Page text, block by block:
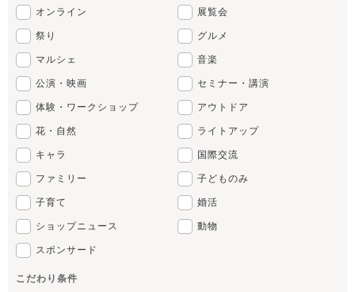
オンライン
展覧会
祭り グルメ
マルシェ 音楽
公演・映画 セミナー・講演
体験・ワークショップ アウトドア
花・自然 ライトアップ
キャラ 国際交流
ファミリー 子どものみ
子育て 婚活
ショップニュース 動物
スポンサード
こだわり条件